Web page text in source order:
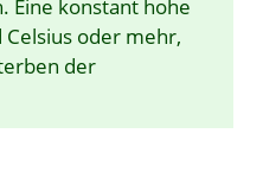
Eine konstant hohe
oder mehr,
der